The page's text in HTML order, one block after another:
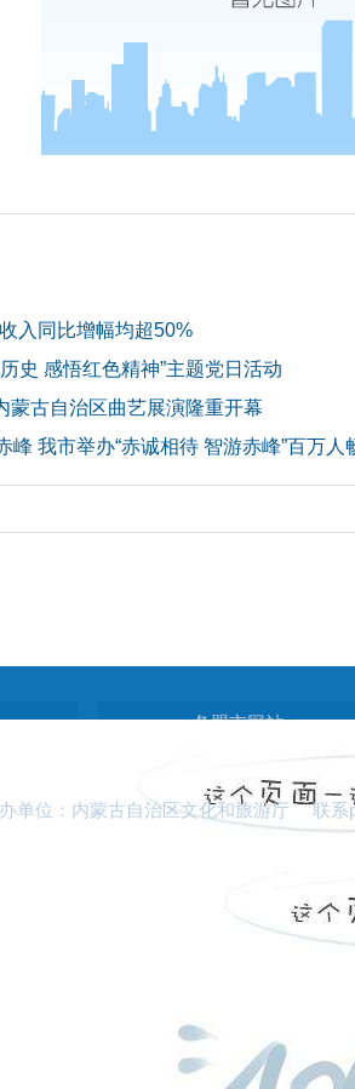
入同比增幅均超50%
史 感悟红色精神”主题党日活动
蒙古自治区曲艺展演隆重开幕
我市举办“赤诚相待 智游赤峰”百万人
各盟市网站
单位：内蒙古自治区文化和旅游厅 联系